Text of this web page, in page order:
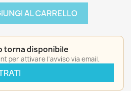
AL CARRELLO
torna disponibile
per attivare l'avviso via email.